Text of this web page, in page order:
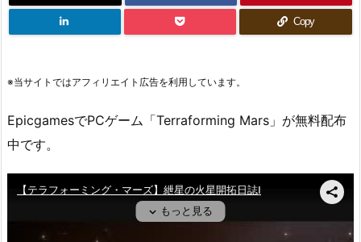
Copy
※当サイトではアフィリエイト広告を利用しています。
EpicgamesでPCゲーム「Terraforming Mars」が無料配布
中です。